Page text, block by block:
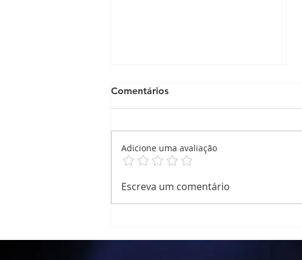
Relatório de Atividades
Comentários
Adicione uma avaliação
Escreva um comentário